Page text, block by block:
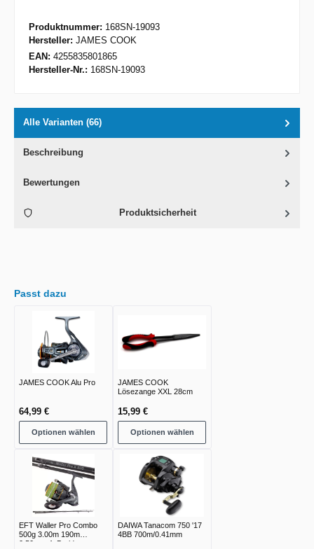
Produktnummer: 168SN-19093
Hersteller: JAMES COOK
EAN: 4255835801865
Hersteller-Nr.: 168SN-19093
Alle Varianten (66)
Beschreibung
Bewertungen
Produktsicherheit
Passt dazu
JAMES COOK Alu Pro
64,99 €
Optionen wählen
JAMES COOK
Lösezange XXL 28cm
15,99 €
Optionen wählen
EFT Waller Pro Combo
500g 3.00m 190m
0.50mm 4xBraid
DAIWA Tanacom 750 '17
4BB 700m/0.41mm